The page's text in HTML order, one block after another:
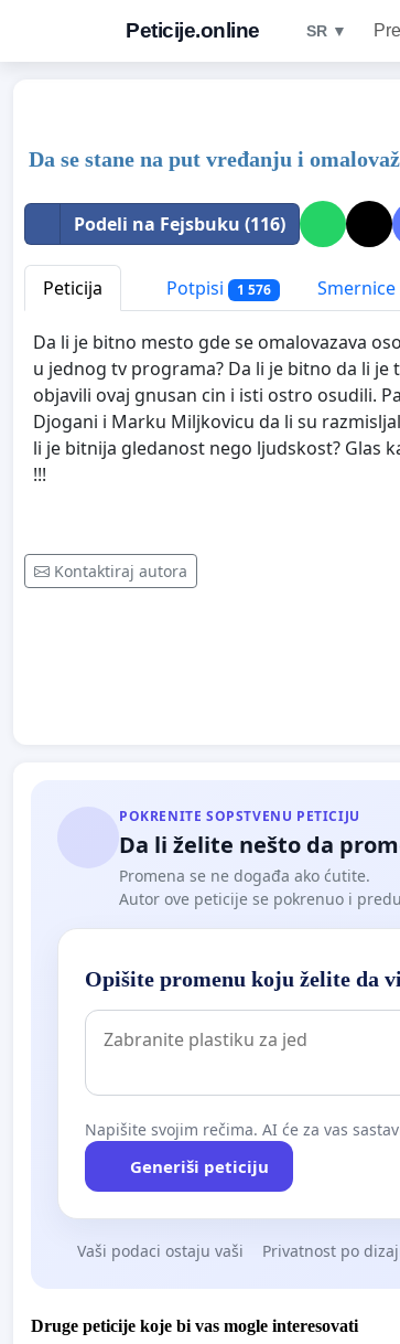
Peticije.online SR ▼
Da se stane na put vređanju i
Podeli na Fejsbuku (116)
Peticija Potpisi 1 576
Da li je bitno mesto gde se omalovazava
u jednog tv programa? Da li je bitno da li
objavili ovaj gnusan cin i isti ostro osudili.
Djogani i Marku Miljkovicu da li su
li je bitnija gledanost nego ljudskost? Glas
!!!
Kontaktiraj autora
POKRENITE SOPSTVENU PETICIJU
Da li želite nešto da
Promena se ne događa ako ćutite.
Autor ove peticije se pokrenuo i
Opišite promenu koju želite da
Napišite svojim rečima. AI će za vas
Generiši peticiju
Vaši podaci ostaju vaši Privatnost po
Druge peticije koje bi vas mogle interesovati